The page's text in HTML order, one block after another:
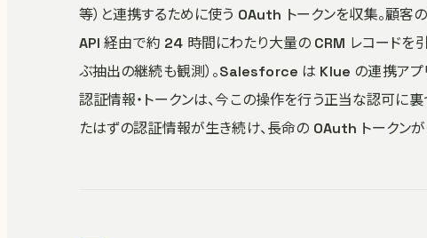
等）と連携するために使う OAuth トークンを収集。顧
API 経由で約 24 時間にわたり大量の CRM レコードを
ぶ抽出の継続も観測）。Salesforce は Klue の連携アプ
認証情報・トークンは、今この操作を行う正当な認可に
たはずの認証情報が生き続け、長命の OAuth トークン